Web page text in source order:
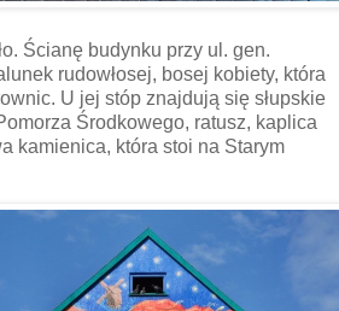
Ścianę budynku przy ul. gen.
rudowłosej, bosej kobiety, która
U jej stóp znajdują się słupskie
Środkowego, ratusz, kaplica
kamienica, która stoi na Starym